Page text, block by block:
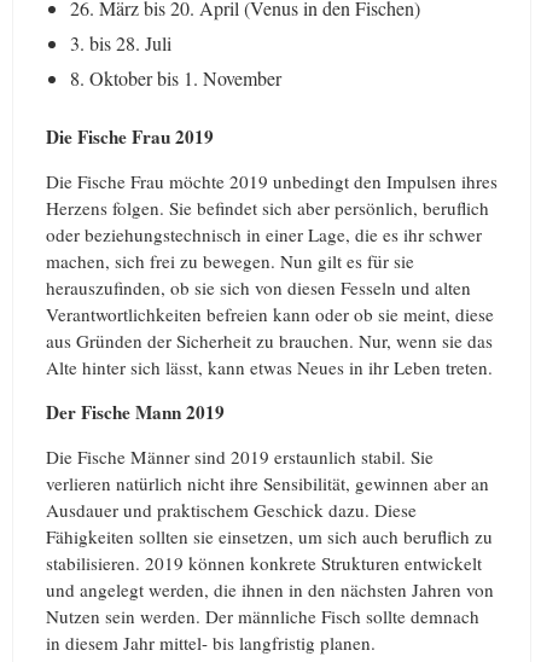
26. März bis 20. April (Venus in den Fischen)
3. bis 28. Juli
8. Oktober bis 1. November
Die Fische Frau 2019
Die Fische Frau möchte 2019 unbedingt den Impulsen ihres
Herzens folgen. Sie befindet sich aber persönlich, beruflich
oder beziehungstechnisch in einer Lage, die es ihr schwer
machen, sich frei zu bewegen. Nun gilt es für sie
herauszufinden, ob sie sich von diesen Fesseln und alten
Verantwortlichkeiten befreien kann oder ob sie meint, diese
aus Gründen der Sicherheit zu brauchen. Nur, wenn sie das
Alte hinter sich lässt, kann etwas Neues in ihr Leben treten.
Der Fische Mann 2019
Die Fische Männer sind 2019 erstaunlich stabil. Sie
verlieren natürlich nicht ihre Sensibilität, gewinnen aber an
Ausdauer und praktischem Geschick dazu. Diese
Fähigkeiten sollten sie einsetzen, um sich auch beruflich zu
stabilisieren. 2019 können konkrete Strukturen entwickelt
und angelegt werden, die ihnen in den nächsten Jahren von
Nutzen sein werden. Der männliche Fisch sollte demnach
in diesem Jahr mittel- bis langfristig planen.